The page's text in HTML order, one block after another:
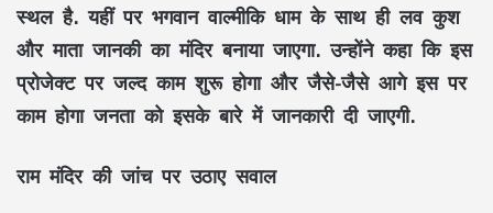
स्थल है. यहीं पर भगवान वाल्मीकि धाम के साथ ही लव कुश
और माता जानकी का मंदिर बनाया जाएगा. उन्होंने कहा कि इस
प्रोजेक्ट पर जल्द काम शुरू होगा और जैसे-जैसे आगे इस पर
काम होगा जनता को इसके बारे में जानकारी दी जाएगी.
राम मंदिर की जांच पर उठाए सवाल